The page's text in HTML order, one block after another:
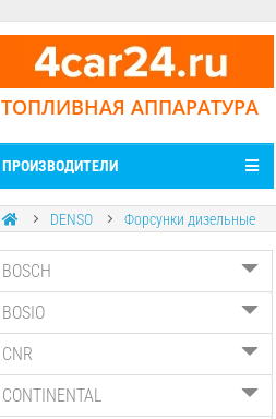
ТОПЛИВНАЯ АППАРАТУРА
ПРОИЗВОДИТЕЛИ
DENSO Форсунки дизельные
BOSCH
BOSIO
CNR
CONTINENTAL